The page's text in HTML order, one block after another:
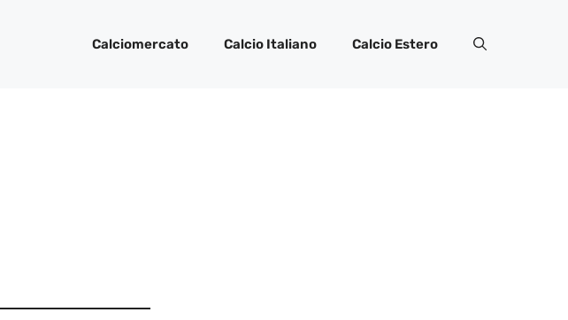
Calciomercato Calcio Italiano Calcio Estero